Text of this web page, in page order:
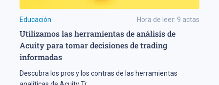
Educación Hora de leer: 9 actas
Utilizamos las herramientas de análisis de
Acuity para tomar decisiones de trading
informadas
Descubra los pros y los contras de las herramientas